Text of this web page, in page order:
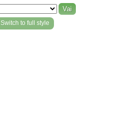
Switch to full style